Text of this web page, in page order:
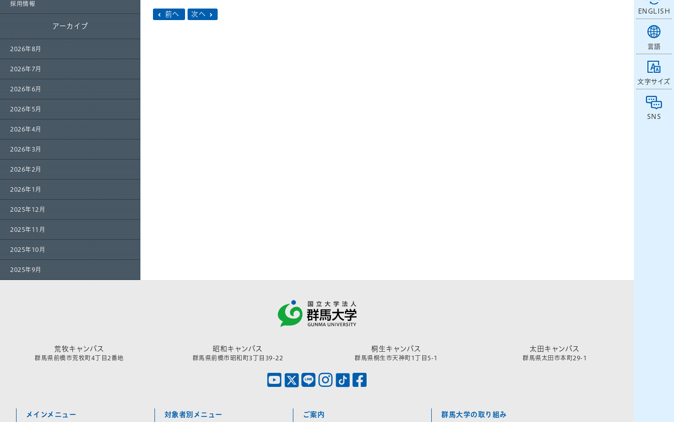
ENGLISH
言語
文字サイズ
SNS
採用情報
アーカイブ
2026年8月
2026年7月
2026年6月
2026年5月
2026年4月
2026年3月
2026年2月
2026年1月
2025年12月
2025年11月
2025年10月
2025年9月
前へ 次へ
荒牧キャンパス
群馬県前橋市荒牧町4丁目2番地
昭和キャンパス
群馬県前橋市昭和町3丁目39-22
桐生キャンパス
群馬県桐生市天神町1丁目5-1
太田キャンパス
群馬県太田市本町29-1
メインメニュー 対象者別メニュー ご案内 群馬大学の取り組み